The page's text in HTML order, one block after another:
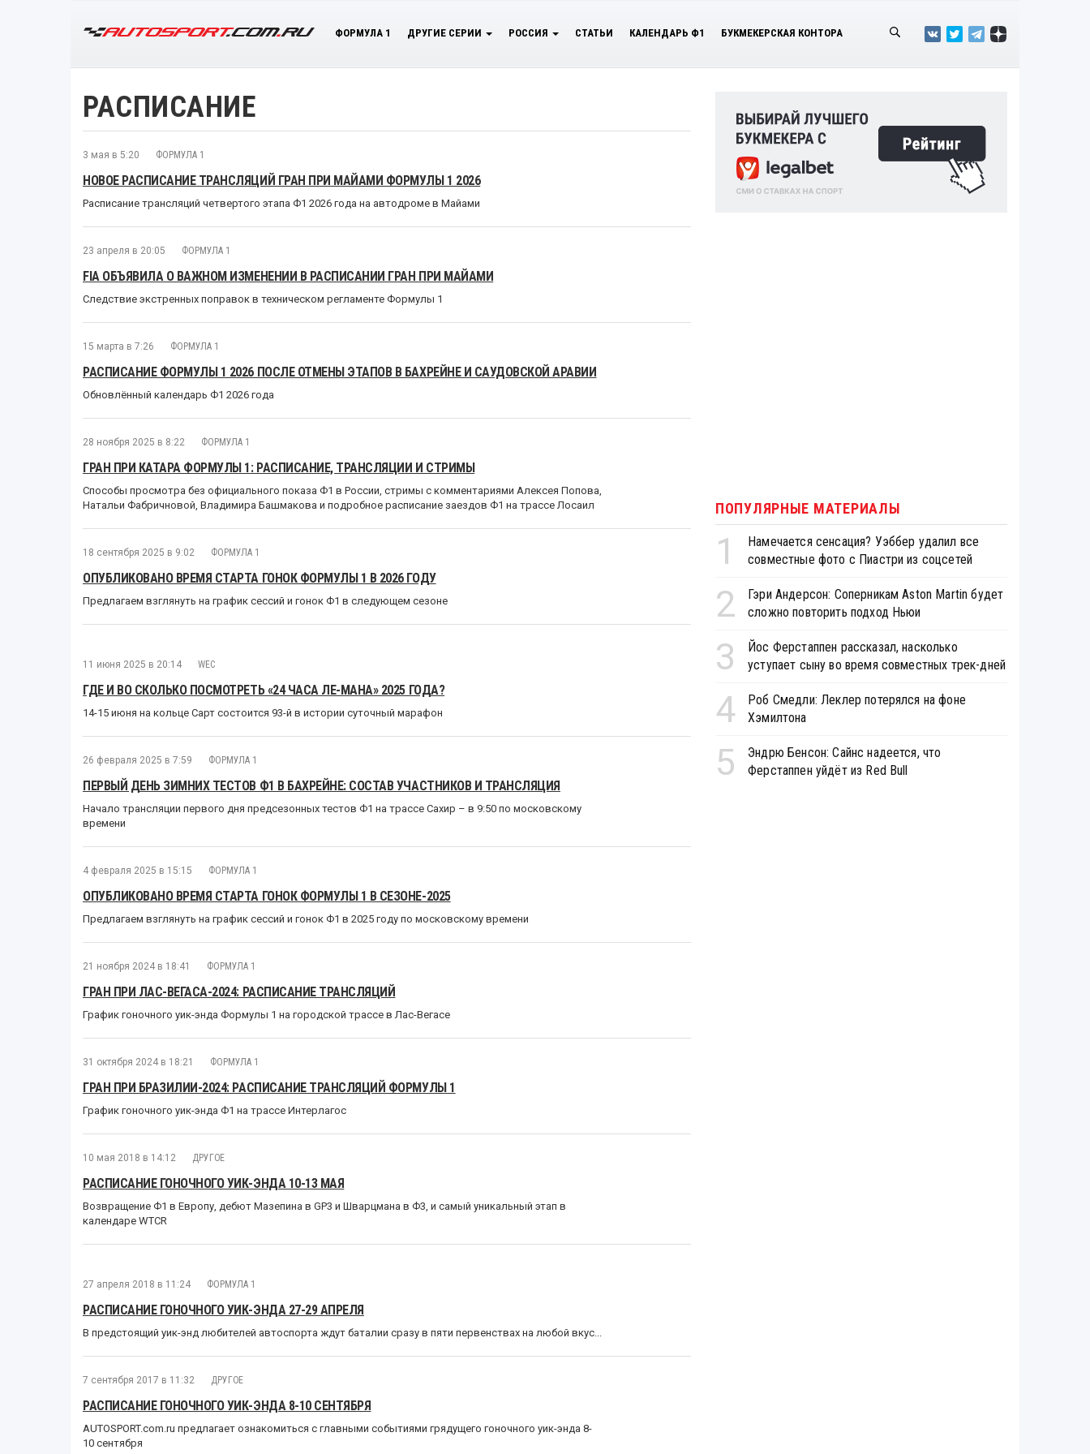
ФОРМУЛА 1 ДРУГИЕ СЕРИИ РОССИЯ СТАТЬИ КАЛЕНДАРЬ Ф1 БУКМЕКЕРСКАЯ КОНТОРА
РАСПИСАНИЕ
3 мая в 5:20 ФОРМУЛА 1
НОВОЕ РАСПИСАНИЕ ТРАНСЛЯЦИЙ ГРАН ПРИ МАЙАМИ ФОРМУЛЫ 1 2026
Расписание трансляций четвертого этапа Ф1 2026 года на автодроме в Майами
23 апреля в 20:05 ФОРМУЛА 1
FIA ОБЪЯВИЛА О ВАЖНОМ ИЗМЕНЕНИИ В РАСПИСАНИИ ГРАН ПРИ МАЙАМИ
Следствие экстренных поправок в техническом регламенте Формулы 1
15 марта в 7:26 ФОРМУЛА 1
РАСПИСАНИЕ ФОРМУЛЫ 1 2026 ПОСЛЕ ОТМЕНЫ ЭТАПОВ В БАХРЕЙНЕ И САУДОВСКОЙ АРАВИИ
Обновлённый календарь Ф1 2026 года
28 ноября 2025 в 8:22 ФОРМУЛА 1
ГРАН ПРИ КАТАРА ФОРМУЛЫ 1: РАСПИСАНИЕ, ТРАНСЛЯЦИИ И СТРИМЫ
Способы просмотра без официального показа Ф1 в России, стримы с комментариями Алексея Попова,
Натальи Фабричновой, Владимира Башмакова и подробное расписание заездов Ф1 на трассе Лосаил
18 сентября 2025 в 9:02 ФОРМУЛА 1
ОПУБЛИКОВАНО ВРЕМЯ СТАРТА ГОНОК ФОРМУЛЫ 1 В 2026 ГОДУ
Предлагаем взглянуть на график сессий и гонок Ф1 в следующем сезоне
11 июня 2025 в 20:14 WEC
ГДЕ И ВО СКОЛЬКО ПОСМОТРЕТЬ «24 ЧАСА ЛЕ-МАНА» 2025 ГОДА?
14-15 июня на кольце Сарт состоится 93-й в истории суточный марафон
26 февраля 2025 в 7:59 ФОРМУЛА 1
ПЕРВЫЙ ДЕНЬ ЗИМНИХ ТЕСТОВ Ф1 В БАХРЕЙНЕ: СОСТАВ УЧАСТНИКОВ И ТРАНСЛЯЦИЯ
Начало трансляции первого дня предсезонных тестов Ф1 на трассе Сахир – в 9:50 по московскому
времени
4 февраля 2025 в 15:15 ФОРМУЛА 1
ОПУБЛИКОВАНО ВРЕМЯ СТАРТА ГОНОК ФОРМУЛЫ 1 В СЕЗОНЕ-2025
Предлагаем взглянуть на график сессий и гонок Ф1 в 2025 году по московскому времени
21 ноября 2024 в 18:41 ФОРМУЛА 1
ГРАН ПРИ ЛАС-ВЕГАСА-2024: РАСПИСАНИЕ ТРАНСЛЯЦИЙ
График гоночного уик-энда Формулы 1 на городской трассе в Лас-Вегасе
31 октября 2024 в 18:21 ФОРМУЛА 1
ГРАН ПРИ БРАЗИЛИИ-2024: РАСПИСАНИЕ ТРАНСЛЯЦИЙ ФОРМУЛЫ 1
График гоночного уик-энда Ф1 на трассе Интерлагос
10 мая 2018 в 14:12 ДРУГОЕ
РАСПИСАНИЕ ГОНОЧНОГО УИК-ЭНДА 10-13 МАЯ
Возвращение Ф1 в Европу, дебют Мазепина в GP3 и Шварцмана в Ф3, и самый уникальный этап в
календаре WTCR
27 апреля 2018 в 11:24 ФОРМУЛА 1
РАСПИСАНИЕ ГОНОЧНОГО УИК-ЭНДА 27-29 АПРЕЛЯ
В предстоящий уик-энд любителей автоспорта ждут баталии сразу в пяти первенствах на любой вкус...
7 сентября 2017 в 11:32 ДРУГОЕ
РАСПИСАНИЕ ГОНОЧНОГО УИК-ЭНДА 8-10 СЕНТЯБРЯ
AUTOSPORT.com.ru предлагает ознакомиться с главными событиями грядущего гоночного уик-энда 8-
10 сентября
ПОПУЛЯРНЫЕ МАТЕРИАЛЫ
1
Намечается сенсация? Уэббер удалил все
совместные фото с Пиастри из соцсетей
2
Гэри Андерсон: Соперникам Aston Martin будет
сложно повторить подход Ньюи
3
Йос Ферстаппен рассказал, насколько
уступает сыну во время совместных трек-дней
4
Роб Смедли: Леклер потерялся на фоне
Хэмилтона
5
Эндрю Бенсон: Сайнс надеется, что
Ферстаппен уйдёт из Red Bull